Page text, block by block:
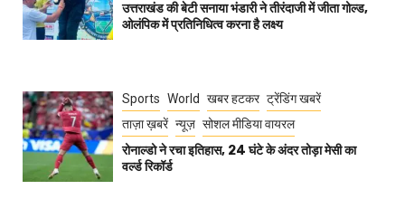
उत्तराखंड की बेटी सनाया भंडारी ने तीरंदाजी में जीता गोल्ड,
ओलंपिक में प्रतिनिधित्व करना है लक्ष्य
Sports World खबर हटकर ट्रेंडिंग खबरें
ताज़ा ख़बरें न्यूज़ सोशल मीडिया वायरल
रोनाल्डो ने रचा इतिहास, 24 घंटे के अंदर तोड़ा मेसी का
वर्ल्ड रिकॉर्ड